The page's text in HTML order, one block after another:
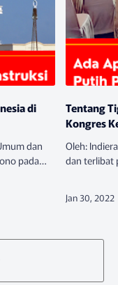
di
dan
pada
Tentang
Kongres
Oleh:
dan terlibat